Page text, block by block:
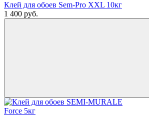
Клей для обоев Sem-Pro XXL 10кг
1 400 руб.